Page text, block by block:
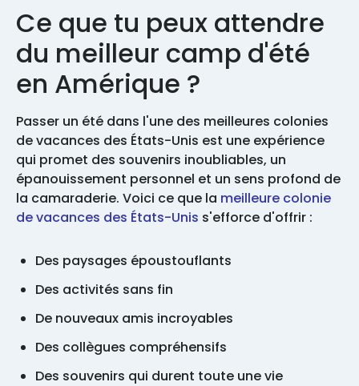
Ce que tu peux attendre
du meilleur camp d'été
en Amérique ?
Passer un été dans l'une des meilleures colonies
de vacances des États-Unis est une expérience
qui promet des souvenirs inoubliables, un
épanouissement personnel et un sens profond de
la camaraderie. Voici ce que la meilleure colonie
de vacances des États-Unis s'efforce d'offrir :
Des paysages époustouflants
Des activités sans fin
De nouveaux amis incroyables
Des collègues compréhensifs
Des souvenirs qui durent toute une vie